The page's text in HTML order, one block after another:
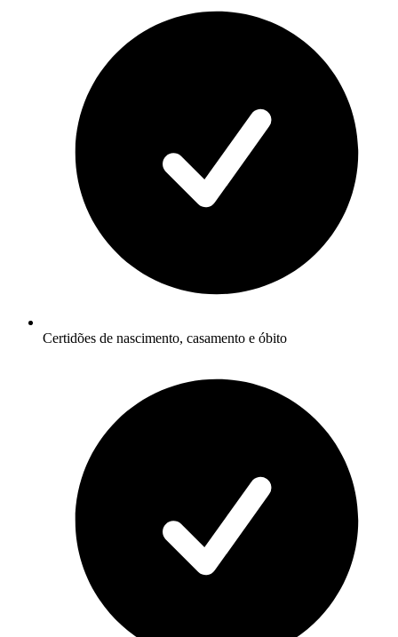
Certidões de nascimento, casamento e óbito